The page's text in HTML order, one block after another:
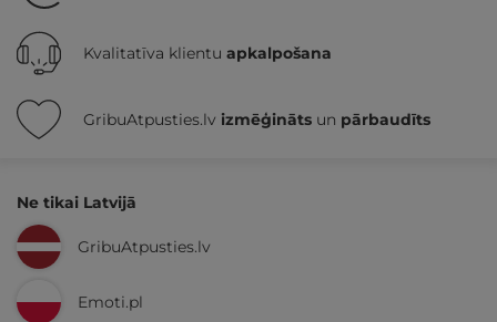
Kvalitatīva klientu apkalpošana
GribuAtpusties.lv izmēģināts un pārbaudīts
Ne tikai Latvijā
GribuAtpusties.lv
Emoti.pl